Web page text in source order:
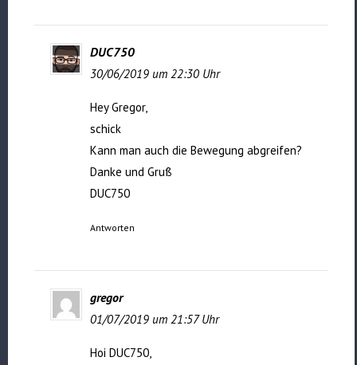
DUC750
30/06/2019 um 22:30 Uhr
Hey Gregor,
schick
Kann man auch die Bewegung abgreifen?
Danke und Gruß
DUC750
Antworten
gregor
01/07/2019 um 21:57 Uhr
Hoi DUC750,